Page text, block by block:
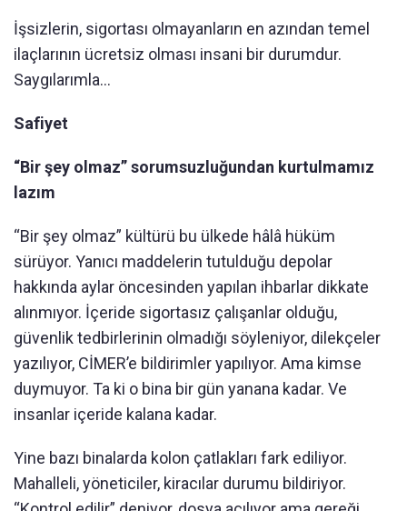
İşsizlerin, sigortası olmayanların en azından temel
ilaçlarının ücretsiz olması insani bir durumdur.
Saygılarımla...
Safiyet
“Bir şey olmaz” sorumsuzluğundan kurtulmamız
lazım
“Bir şey olmaz” kültürü bu ülkede hâlâ hüküm
sürüyor. Yanıcı maddelerin tutulduğu depolar
hakkında aylar öncesinden yapılan ihbarlar dikkate
alınmıyor. İçeride sigortasız çalışanlar olduğu,
güvenlik tedbirlerinin olmadığı söyleniyor, dilekçeler
yazılıyor, CİMER’e bildirimler yapılıyor. Ama kimse
duymuyor. Ta ki o bina bir gün yanana kadar. Ve
insanlar içeride kalana kadar.
Yine bazı binalarda kolon çatlakları fark ediliyor.
Mahalleli, yöneticiler, kiracılar durumu bildiriyor.